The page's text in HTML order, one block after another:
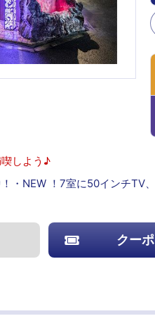
しよう♪
・NEW ！7室に50インチ
クー